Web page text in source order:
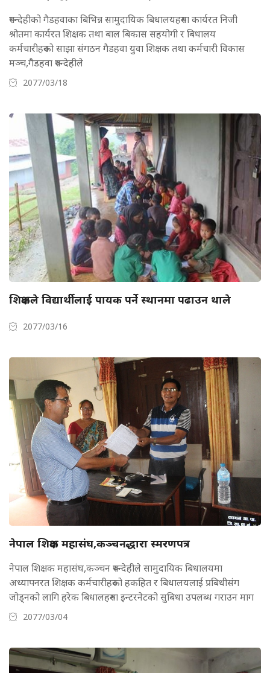
रुपन्देहीको गैडहवाका बिभिन्न सामुदायिक बिधालयहरुमा कार्यरत निजी
श्रोतमा कार्यरत शिक्षक तथा बाल बिकास सहयोगी र बिधालय
कर्मचारीहरुको साझा संगठन गैडहवा युवा शिक्षक तथा कर्मचारी विकास
मञ्च,गैडहवा रुपन्देहीले
2077/03/18
शिक्षकले विद्यार्थीलाई पायक पर्ने स्थानमा पढाउन थाले
2077/03/16
नेपाल शिक्षक महासंघ,कञ्चनद्धारा स्मरणपत्र
नेपाल शिक्षक महासंघ,कञ्चन रुपन्देहीले सामुदायिक बिधालयमा
अध्यापनरत शिक्षक कर्मचारीहरुको हकहित र बिधालयलाई प्रबिधीसंग
जोड्नको लागि हरेक बिधालहरुमा इन्टरनेटको सुबिधा उपलब्ध गराउन माग
2077/03/04